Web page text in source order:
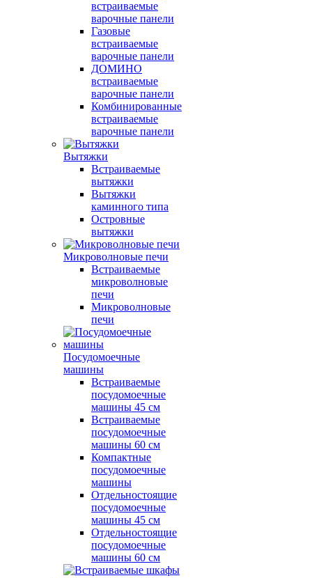
встраиваемые
варочные панели
Газовые
встраиваемые
варочные панели
ДОМИНО
встраиваемые
варочные панели
Комбинированные
встраиваемые
варочные панели
Вытяжки
Встраиваемые
вытяжки
Вытяжки
каминного типа
Островные
вытяжки
Микроволновые печи
Встраиваемые
микроволновые
печи
Микроволновые
печи
Посудомоечные
машины
Встраиваемые
посудомоечные
машины 45 см
Встраиваемые
посудомоечные
машины 60 см
Компактные
посудомоечные
машины
Отдельностоящие
посудомоечные
машины 45 см
Отдельностоящие
посудомоечные
машины 60 см